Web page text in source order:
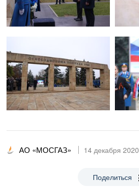
АО «МОСГАЗ» 14 декабря 2020
Поделиться